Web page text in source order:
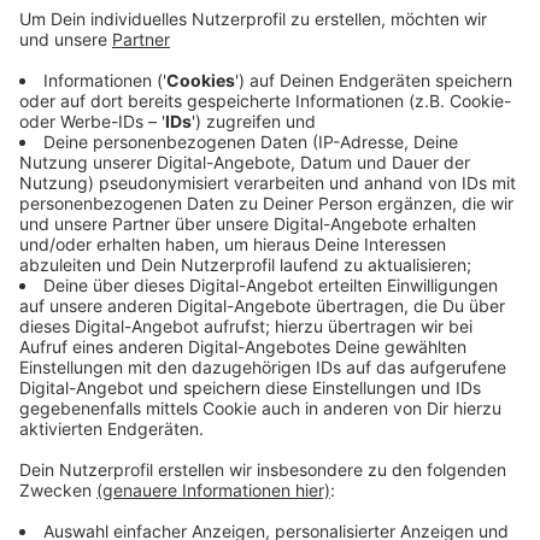
Strategien auf. Die Veranstaltungsreihe richte
die agentur mark. Vor den fünf Workshops steht
eine Auftaktveranstaltung an - am 29. Mai im
Berufskolleg Ennepetal. Nach einer Begrüßung
durch Landrat Olaf Schade biete sich bereits dort
die Gelegenheit zum Austausch, heißt es. Mehr
Infos zu der Reihe stehenhier.
Veröffentlicht:Dienstag, 14.05.2024 16:21
Anzeige
Anzeige